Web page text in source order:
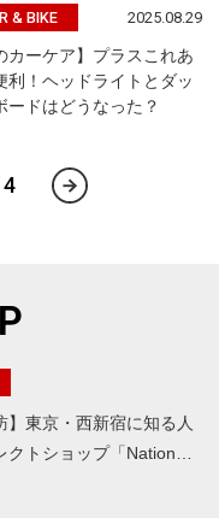
& BIKE 2025.08.29
カーケア】プラスこれあ
利！ヘッドライトとダッ
ードはどうなった？
4
】東京・西新宿に知る人
クトショップ「Nation…